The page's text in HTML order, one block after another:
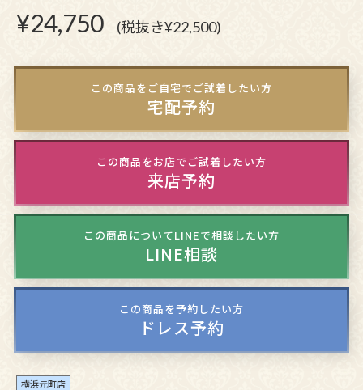
¥24,750 (税抜き¥22,500)
この商品をご自宅でご試着したい方
宅配予約
この商品をお店でご試着したい方
来店予約
この商品についてLINEで相談したい方
LINE相談
この商品を予約したい方
ドレス予約
横浜元町店